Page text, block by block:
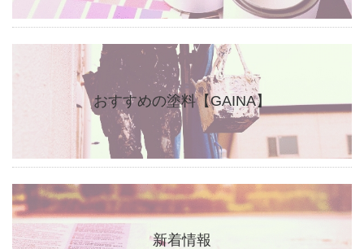
おすすめの塗料【GAINA】
新着情報